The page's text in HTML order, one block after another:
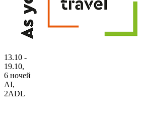
13.10 -
19.10,
6 ночей
AI,
2ADL